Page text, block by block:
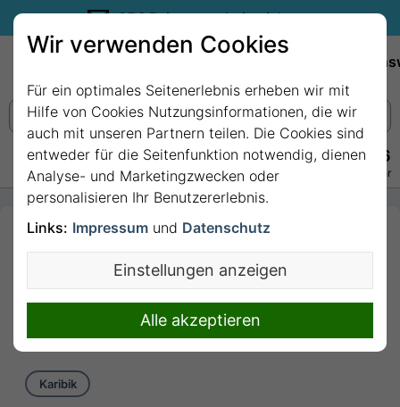
35€ Reisegutschein sichern.
+49 228 3875 7256
Persönlich · Kostenlos · Täglich 08–22 Uhr
14 Nächte Karibik ab
Fort De France bis
Castries (St. Lucia) mit
MSC World Europa
14 Nächte von/bis Fort De France
Karibik
Wir verwenden Cookies
Für ein optimales Seitenerlebnis erheben wir mit
Hilfe von Cookies Nutzungsinformationen, die wir
auch mit unseren Partnern teilen. Die Cookies sind
entweder für die Seitenfunktion notwendig, dienen
Analyse- und Marketingzwecken oder
personalisieren Ihr Benutzererlebnis.
Links: Impressum und Datenschutz
Einstellungen anzeigen
Alle akzeptieren